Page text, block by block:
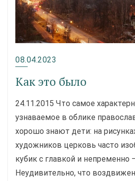
08.04.2023
Как это было
24.11.2015 Что самое
узнаваемое в облике
хорошо знают дети: на
художников церковь часто
кубик с главкой и непременно
Неудивительно, что